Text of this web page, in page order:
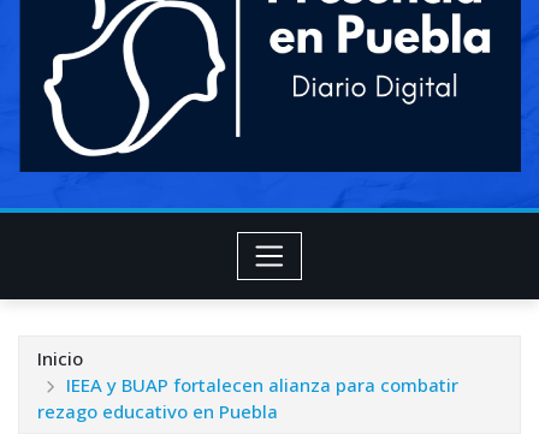
Inicio
IEEA y BUAP fortalecen alianza para combatir
rezago educativo en Puebla